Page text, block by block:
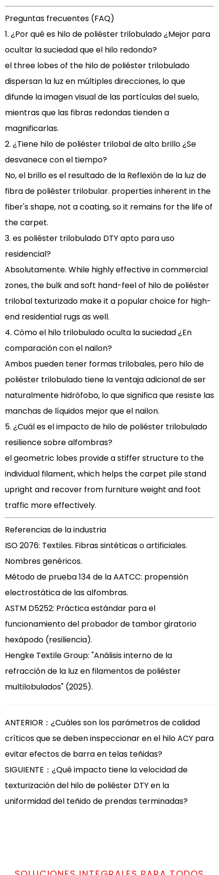
Preguntas frecuentes (FAQ)
1. ¿Por qué es hilo de poliéster trilobulado¿Mejor para
ocultar la suciedad que el hilo redondo?
el three lobes of the hilo de poliéster trilobulado
dispersan la luz en múltiples direcciones, lo que
difunde la imagen visual de las partículas del suelo,
mientras que las fibras redondas tienden a
magnificarlas.
2. ¿Tiene hilo de poliéster trilobal de alto brillo¿Se
desvanece con el tiempo?
No, el brillo es el resultado de la Reflexión de la luz de
fibra de poliéster trilobular. properties inherent in the
fiber's shape, not a coating, so it remains for the life of
the carpet.
3. es poliéster trilobulado DTYapto para uso
residencial?
Absolutamente. While highly effective in commercial
zones, the bulk and soft hand-feel of hilo de poliéster
trilobal texturizado make it a popular choice for high-
end residential rugs as well.
4. Cómo el hilo trilobulado oculta la suciedad¿En
comparación con el nailon?
Ambos pueden tener formas trilobales, pero hilo de
poliéster trilobulado tiene la ventaja adicional de ser
naturalmente hidrófobo, lo que significa que resiste las
manchas de líquidos mejor que el nailon.
5. ¿Cuál es el impacto de hilo de poliéster trilobulado
resiliencesobre alfombras?
el geometric lobes provide a stiffer structure to the
individual filament, which helps the carpet pile stand
upright and recover from furniture weight and foot
traffic more effectively.
Referencias de la industria
ISO 2076: Textiles. Fibras sintéticas o artificiales.
Nombres genéricos.
Método de prueba 134 de la AATCC: propensión
electrostática de las alfombras.
ASTM D5252: Práctica estándar para el
funcionamiento del probador de tambor giratorio
hexápodo (resiliencia).
Hengke Textile Group: "Análisis interno de la
refracción de la luz en filamentos de poliéster
multilobulados" (2025).
ANTERIOR：¿Cuáles son los parámetros de calidad
críticos que se deben inspeccionar en el hilo ACY para
evitar efectos de barra en telas teñidas?
SIGUIENTE：¿Qué impacto tiene la velocidad de
texturización del hilo de poliéster DTY en la
uniformidad del teñido de prendas terminadas?